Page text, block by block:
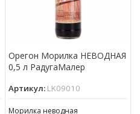
Орегон Морилка НЕВОДНАЯ
0,5 л РадугаМалер
Артикул: LK09010
Морилка неводная